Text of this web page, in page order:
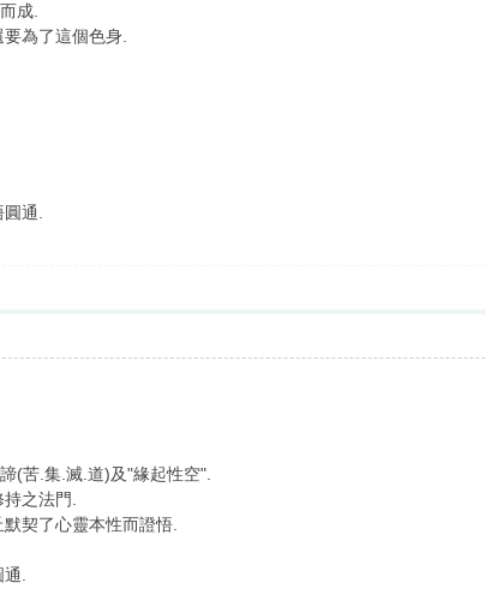
成.
為了這個色身.
通.
(苦.集.滅.道)及"緣起性空".
之法門.
契了心靈本性而證悟.
.